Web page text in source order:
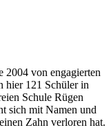
2004 von engagierten
hier 121 Schüler in
Schule Rügen
sich mit Namen und
Zahn verloren hat.